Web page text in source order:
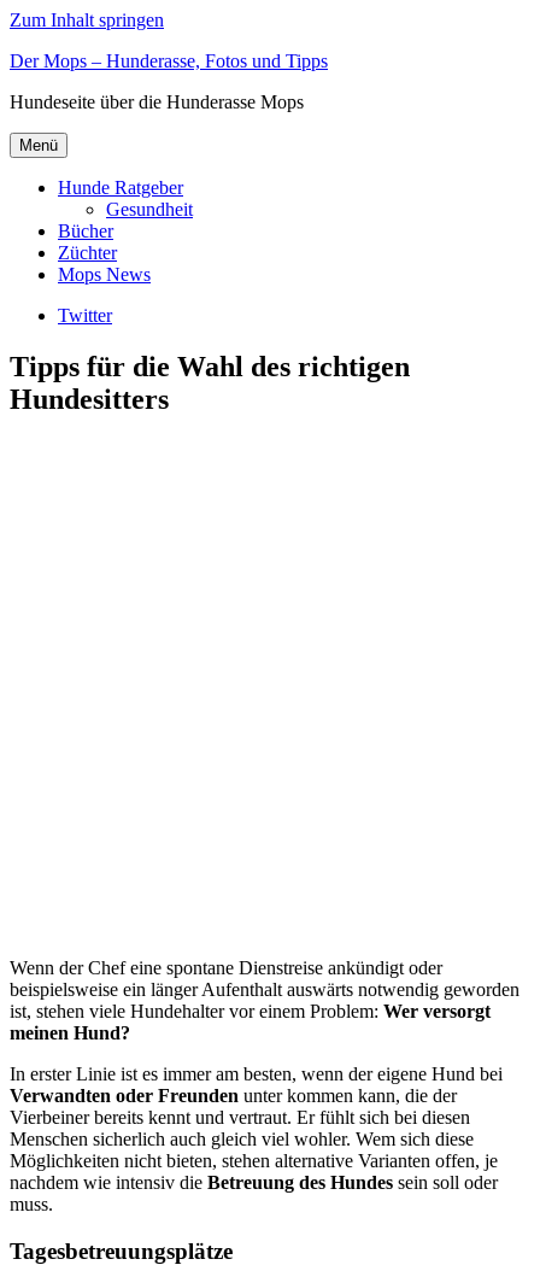
Zum Inhalt springen
Der Mops – Hunderasse, Fotos und Tipps
Hundeseite über die Hunderasse Mops
Menü
Hunde Ratgeber
Gesundheit
Bücher
Züchter
Mops News
Twitter
Tipps für die Wahl des richtigen
Hundesitters
Wenn der Chef eine spontane Dienstreise ankündigt oder
beispielsweise ein länger Aufenthalt auswärts notwendig geworden
ist, stehen viele Hundehalter vor einem Problem: Wer versorgt
meinen Hund?
In erster Linie ist es immer am besten, wenn der eigene Hund bei
Verwandten oder Freunden unter kommen kann, die der
Vierbeiner bereits kennt und vertraut. Er fühlt sich bei diesen
Menschen sicherlich auch gleich viel wohler. Wem sich diese
Möglichkeiten nicht bieten, stehen alternative Varianten offen, je
nachdem wie intensiv die Betreuung des Hundes sein soll oder
muss.
Tagesbetreuungsplätze